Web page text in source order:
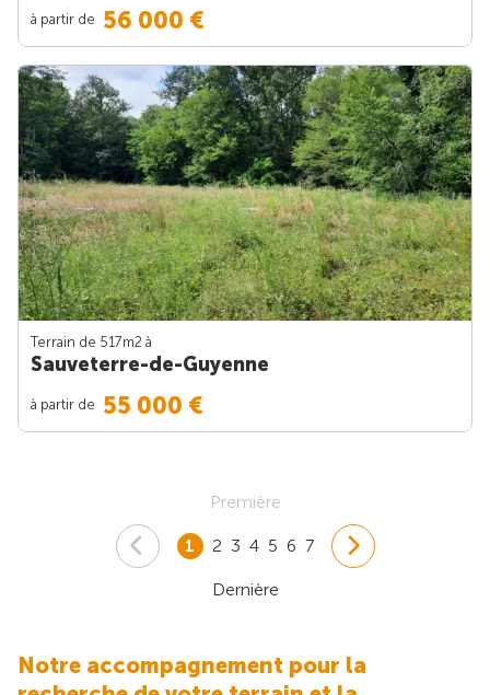
à partir de 56 000 €
Terrain de 517m2 à
Sauveterre-de-Guyenne
à partir de 55 000 €
Première
1 2 3 4 5 6 7
Dernière
Notre accompagnement pour la